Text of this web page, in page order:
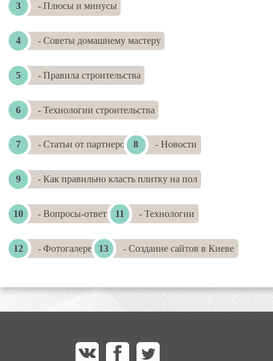
- Плюсы и минусы
- Советы домашнему мастеру
- Правила строительства
- Технологии строительства
- Статьи от партнеров - Новости
- Как правильно класть плитку на пол
- Вопросы-ответы - Технологии
- Фотогалереи - Создание сайтов в Киеве